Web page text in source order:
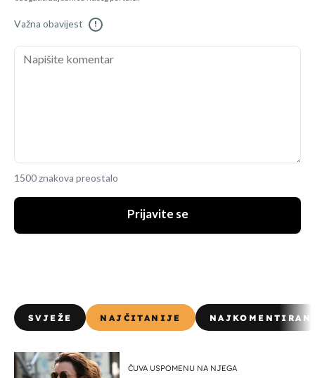
Važna obavijest !
1500 znakova preostalo
Prijavite se
SVJEŽE NAJČITANIJE
ČUVA USPOMENU NA NJEGA